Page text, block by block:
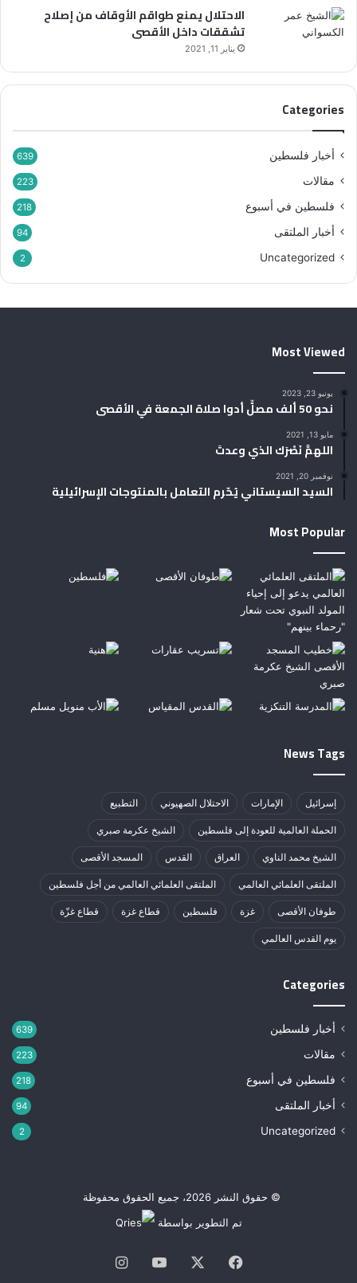
الاحتلال يمنع طواقم الأوقاف من إصلاح
تشققات داخل الأقصى
يناير 11, 2021
Categories
أخبار فلسطين 639
مقالات 223
فلسطين في أسبوع 218
أخبار الملتقى 94
Uncategorized
2
Most Viewed
يونيو 23, 2023
نحو 50 ألف مصلٍّ أدوا صلاة الجمعة في الأقصى
مايو 13, 2021
اللهمَّ نَصْرَك الذي وعدتَ
نوفمبر 20, 2021
السيد السيستاني يُحّرم التعامل بالمنتوجات الإسرائيلية
Most Popular
News Tags
إسرائيل الإمارات الاحتلال الصهيوني التطبيع
الحملة العالمية للعودة إلى فلسطين الشيخ عكرمة صبري
الشيخ محمد الناوي العراق القدس المسجد الأقصى
الملتقى العلمائي العالمي الملتقى العلمائي العالمي من أجل فلسطين
طوفان الأقصى غزة فلسطين قطاع غزة قطاع غزّة
يوم القدس العالمي
Categories
أخبار فلسطين 639
مقالات 223
فلسطين في أسبوع 218
أخبار الملتقى 94
Uncategorized
2
© حقوق النشر 2026، جميع الحقوق محفوظة
تم التطوير بواسطة
فيسبوك ‫YouTubeانستقرام